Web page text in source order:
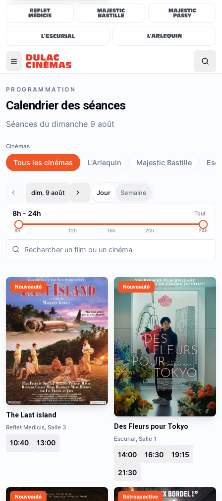
PROGRAMMATION
Calendrier des séances
Séances du dimanche 9 août
dim. 9 août Jour Semaine
8h - 24h Tout
8h 12h 16h 20h 24h
Cinémas
Tous les cinémas L'Arlequin Majestic Bastille
Nouveauté
The Last island
Reflet Medicis, Salle 3
10:40 13:00
Nouveauté
Des Fleurs pour Tokyo
Escurial, Salle 1
14:00 16:30 19:15
21:30
Nouveauté Rétrospective